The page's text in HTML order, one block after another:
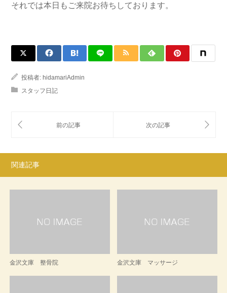
それでは本日もご来院お待ちしております。
投稿者: hidamariAdmin
スタッフ日記
関連記事
金沢文庫 整骨院 金沢文庫 マッサージ